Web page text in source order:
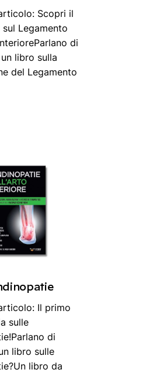
Scopri il
Legamento
di
libro sulla
del Legamento
Il primo
sulle
di
libro sulle
libro da